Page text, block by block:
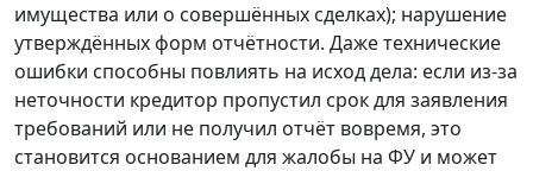
имущества или о совершённых сделках); нарушение
утверждённых форм отчётности. Даже технические
ошибки способны повлиять на исход дела: если из-за
неточности кредитор пропустил срок для заявления
требований или не получил отчёт вовремя, это
становится основанием для жалобы на ФУ и может